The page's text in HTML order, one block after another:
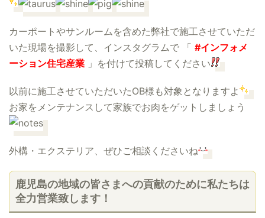
カーポートやサンルームを含めた弊社で施工させていただ
いた現場を撮影して、インスタグラムで 「 #インフォメ
ーション住宅産業 」を付けて投稿してください
以前に施工させていただいたOB様も対象となりますよ
お家をメンテナンスして家族でお肉をゲットしましょう
外構・エクステリア、ぜひご相談くださいね
鹿児島の地域の皆さまへの貢献のために私たちは
全力営業致します！